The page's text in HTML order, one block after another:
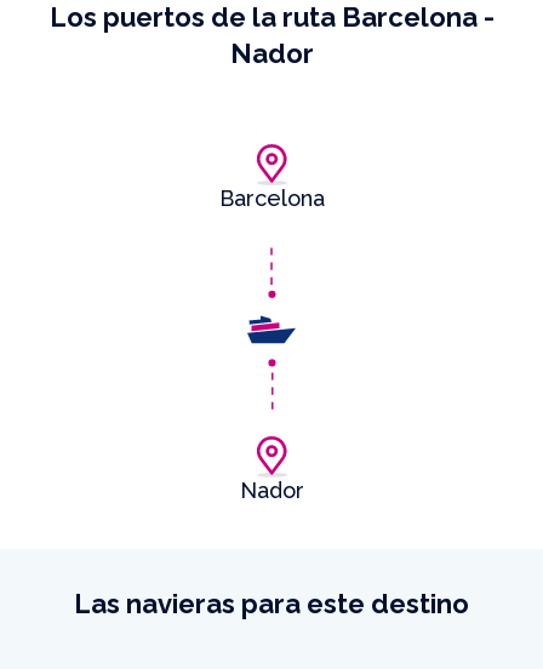
Los puertos de la ruta Barcelona -
Nador
Barcelona
Nador
Las navieras para este destino